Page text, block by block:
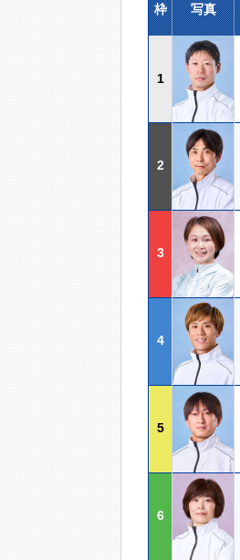
枠 写真
1
2
3
4
5
6